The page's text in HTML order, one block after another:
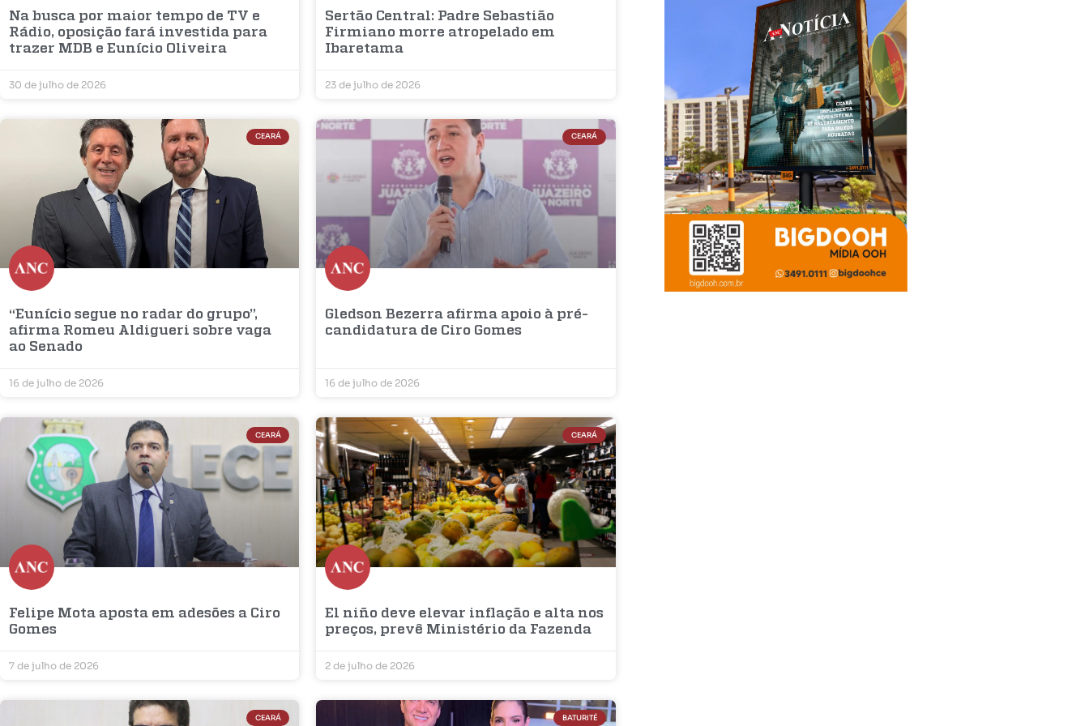
Na busca por maior tempo de TV e
Rádio, oposição fará investida para
trazer MDB e Eunício Oliveira
30 de julho de 2026
Sertão Central: Padre Sebastião
Firmiano morre atropelado em
Ibaretama
23 de julho de 2026
CEARÁ
“Eunício segue no radar do grupo”,
afirma Romeu Aldigueri sobre vaga
ao Senado
16 de julho de 2026
CEARÁ
Gledson Bezerra afirma apoio à pré-
candidatura de Ciro Gomes
16 de julho de 2026
CEARÁ
Felipe Mota aposta em adesões a Ciro
Gomes
7 de julho de 2026
CEARÁ
El niño deve elevar inflação e alta nos
preços, prevê Ministério da Fazenda
2 de julho de 2026
CEARÁ BATURITÉ